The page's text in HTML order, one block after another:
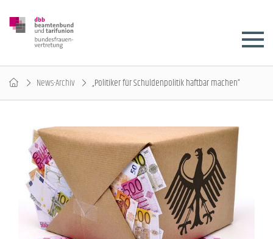
News-Archiv „Politiker für Schuldenpolitik haftbar machen“